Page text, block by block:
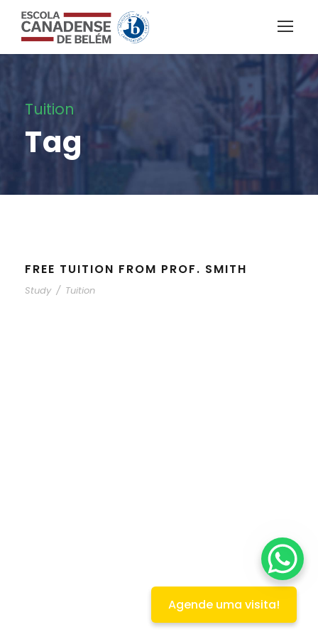
Tuition
Tag
FREE TUITION FROM PROF. SMITH
Study / Tuition
Agende uma visita!